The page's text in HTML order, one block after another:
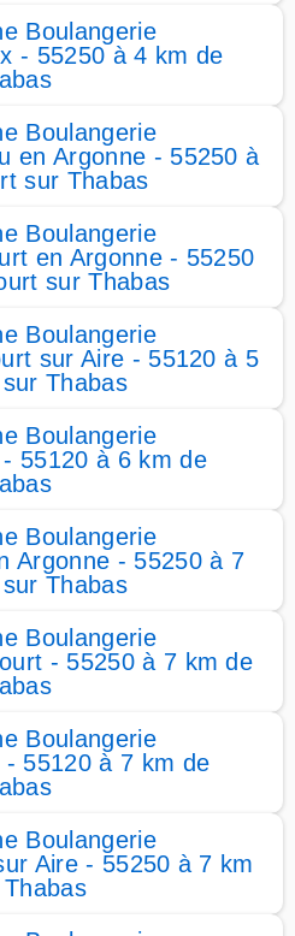
Boulangerie
- 55250 à 4 km de
Boulangerie
en Argonne - 55250 à
sur Thabas
Boulangerie
en Argonne - 55250
sur Thabas
Boulangerie
sur Aire - 55120 à 5
Thabas
Boulangerie
55120 à 6 km de
Boulangerie
Argonne - 55250 à 7
Thabas
Boulangerie
- 55250 à 7 km de
Boulangerie
55120 à 7 km de
Boulangerie
Aire - 55250 à 7 km